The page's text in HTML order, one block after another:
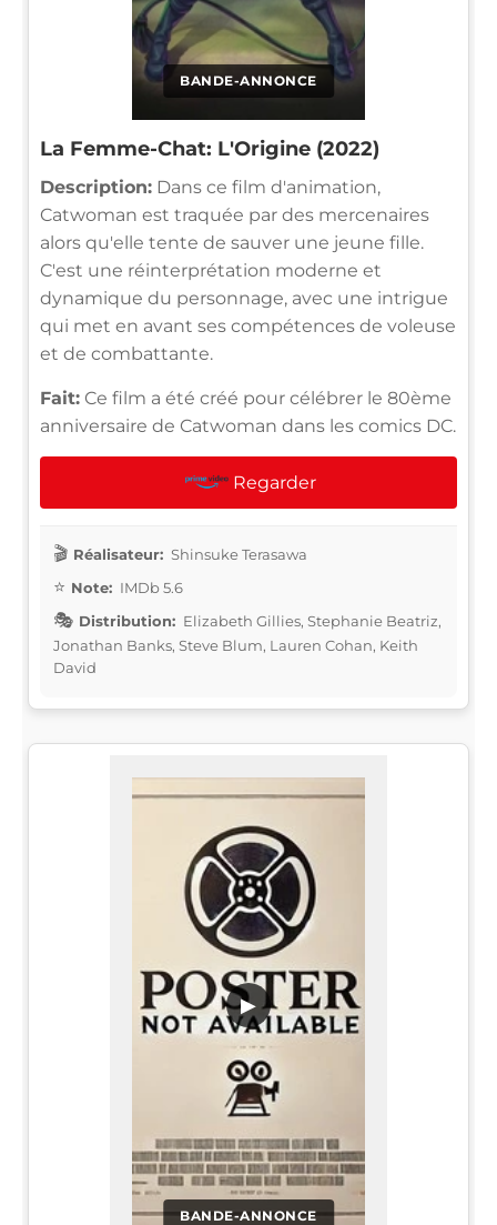
BANDE-ANNONCE
La Femme-Chat: L'Origine (2022)
Description: Dans ce film d'animation,
Catwoman est traquée par des mercenaires
alors qu'elle tente de sauver une jeune fille.
C'est une réinterprétation moderne et
dynamique du personnage, avec une intrigue
qui met en avant ses compétences de voleuse
et de combattante.
Fait: Ce film a été créé pour célébrer le 80ème
anniversaire de Catwoman dans les comics DC.
Regarder
Réalisateur: Shinsuke Terasawa
Note: IMDb 5.6
Distribution: Elizabeth Gillies, Stephanie Beatriz,
Jonathan Banks, Steve Blum, Lauren Cohan, Keith
David
BANDE-ANNONCE
▶